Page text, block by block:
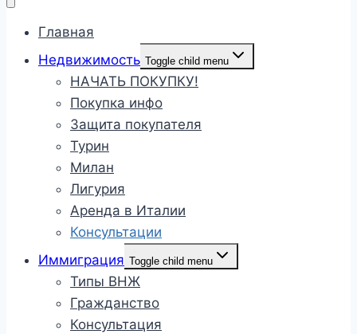
Главная
Недвижимость Toggle child menu
НАЧАТЬ ПОКУПКУ!
Покупка инфо
Защита покупателя
Турин
Милан
Лигурия
Аренда в Италии
Консультации
Иммиграция Toggle child menu
Типы ВНЖ
Гражданство
Консультация